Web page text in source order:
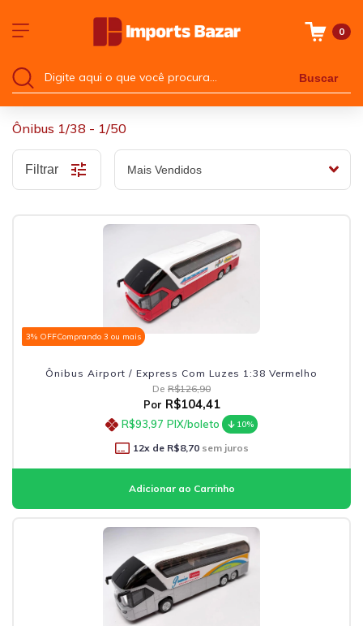
0
Buscar
Ônibus 1/38 - 1/50
Filtrar
3% OFFComprando 3 ou mais
Ônibus Airport / Express Com Luzes 1:38 Vermelho
De R$126,90
Por R$104,41
R$93,97 PIX/boleto 10%
12x de R$8,70sem juros